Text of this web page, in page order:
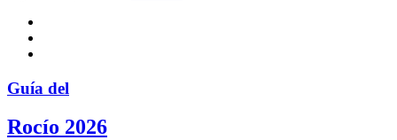
Guía del
Rocío 2026